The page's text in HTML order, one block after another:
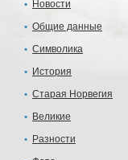
Новости
Общие данные
Символика
История
Старая Норвегия
Великие
Разности